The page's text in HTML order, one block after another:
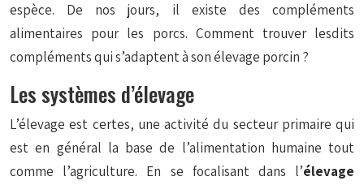
espèce. De nos jours, il existe des compléments
alimentaires pour les porcs. Comment trouver lesdits
compléments qui s’adaptent à son élevage porcin ?
Les systèmes d’élevage
L’élevage est certes, une activité du secteur primaire qui
est en général la base de l’alimentation humaine tout
comme l’agriculture. En se focalisant dans l’élevage